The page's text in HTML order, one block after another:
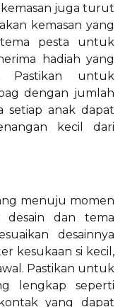
kemasan juga turut
kemasan yang
pesta untuk
hadiah yang
Pastikan untuk
dengan jumlah
setiap anak dapat
kecil dari
menuju momen
desain dan tema
desainnya
kesukaan si kecil,
Pastikan untuk
lengkap seperti
yang dapat